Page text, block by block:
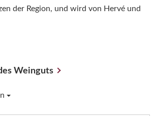
der Region, und wird von Hervé und
Weinguts